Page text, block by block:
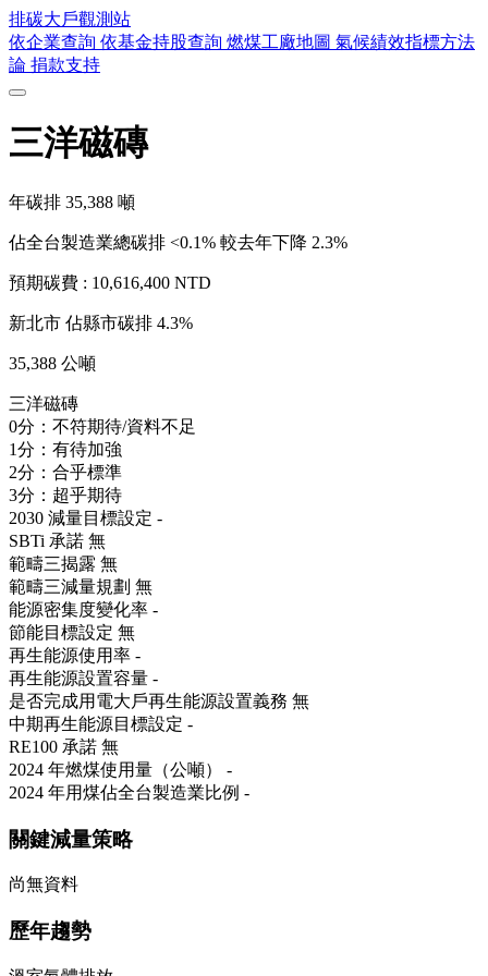
排碳大戶觀測站
依企業查詢 依基金持股查詢 燃煤工廠地圖 氣候績效指標方法
論 捐款支持
三洋磁磚
年碳排 35,388 噸
佔全台製造業總碳排 <0.1% 較去年下降 2.3%
預期碳費 : 10,616,400 NTD
新北市 佔縣市碳排 4.3%
35,388 公噸
三洋磁磚
0分：不符期待/資料不足
1分：有待加強
2分：合乎標準
3分：超乎期待
2030 減量目標設定 -
SBTi 承諾 無
範疇三揭露 無
範疇三減量規劃 無
能源密集度變化率 -
節能目標設定 無
再生能源使用率 -
再生能源設置容量 -
是否完成用電大戶再生能源設置義務 無
中期再生能源目標設定 -
RE100 承諾 無
2024 年燃煤使用量（公噸） -
2024 年用煤佔全台製造業比例 -
關鍵減量策略
尚無資料
歷年趨勢